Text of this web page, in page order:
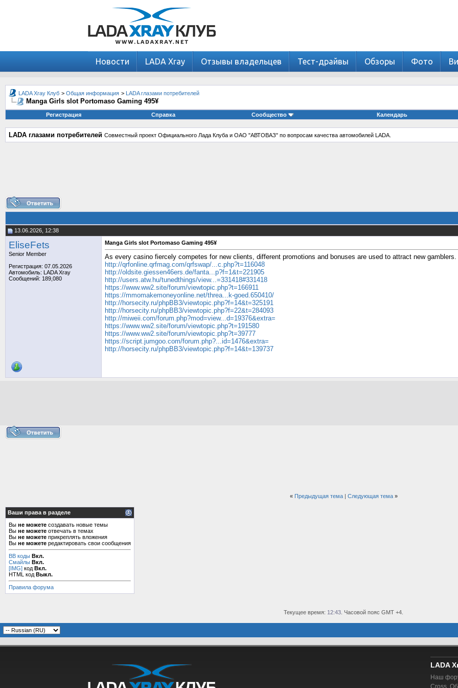
Новости LADA Xray Отзывы владельцев Тест-драйвы Обзоры Фото
LADA Xray Клуб > Общая информация > LADA глазами потребителей
Manga Girls slot Portomaso Gaming 495¥
Регистрация Справка Сообщество Календарь
LADA глазами потребителей Совместный проект Официального Лада Клуба и ОАО "АВТОВАЗ" по вопросам качества автомобилей LADA.
13.06.2026, 12:38
EliseFets
Senior Member
Регистрация: 07.05.2026
Автомобиль: LADA Xray
Сообщений: 189,080
Manga Girls slot Portomaso Gaming 495¥
As every casino fiercely competes for new clients, different promotions and bonuses are used to attract new gamblers.
http://qrfonline.qrfmag.com/qrfswap/...c.php?t=116048
http://oldsite.giessen46ers.de/fanta...p?f=1&t=221905
http://users.atw.hu/tunedthings/view...=331418#331418
https://www.ww2.site/forum/viewtopic.php?t=166911
https://mmomakemoneyonline.net/threa...k-goed.650410/
http://horsecity.ru/phpBB3/viewtopic.php?f=14&t=325191
http://horsecity.ru/phpBB3/viewtopic.php?f=22&t=284093
http://miweii.com/forum.php?mod=view...d=19376&extra=
https://www.ww2.site/forum/viewtopic.php?t=191580
https://www.ww2.site/forum/viewtopic.php?t=39777
https://script.jumgoo.com/forum.php?...id=1476&extra=
http://horsecity.ru/phpBB3/viewtopic.php?f=14&t=139737
« Предыдущая тема| Следующая тема »
Ваши права в разделе
Вы не можете создавать новые темы
Вы не можете отвечать в темах
Вы не можете прикреплять вложения
Вы не можете редактировать свои сообщения
BB коды Вкл.
Смайлы Вкл.
[IMG] код Вкл.
HTML код Выкл.
Правила форума
Текущее время: 12:43 . Часовой пояс GMT +4.
LADA
Наш
Cross.